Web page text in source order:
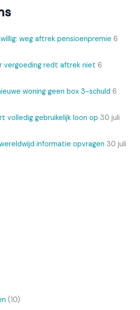
weg aftrek pensioenpremie 6
vergoeding redt aftrek niet 6
woning geen box 3-schuld 6
volledig gebruikelijk loon op 30 juli
informatie opvragen 30 juli
(10)